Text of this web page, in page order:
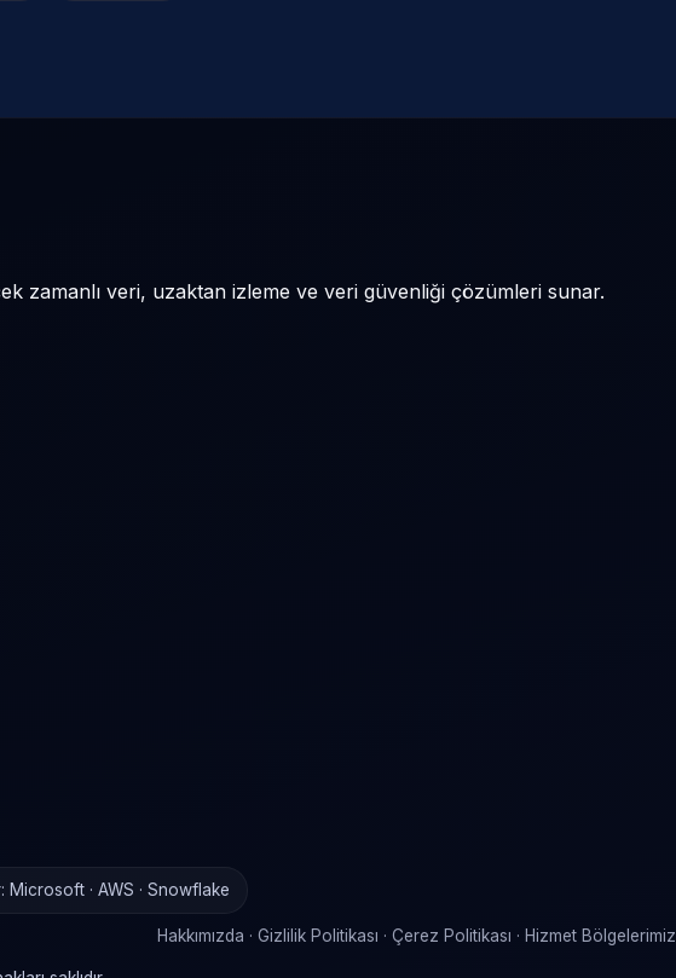
zamanlı veri, uzaktan izleme ve veri güvenliği çözümleri sunar.
Microsoft · AWS · Snowflake
Hakkımızda · Gizlilik Politikası · Çerez Politikası · Hizmet Bölgelerimiz